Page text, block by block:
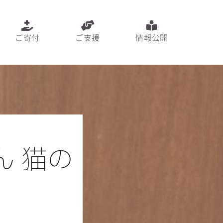
ご寄付 ご支援 情報公開
猫の